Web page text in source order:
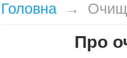
Головна→
Про